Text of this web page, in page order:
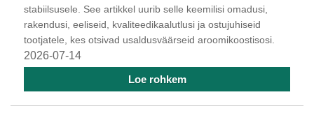
stabiilsusele. See artikkel uurib selle keemilisi omadusi,
rakendusi, eeliseid, kvaliteedikaalutlusi ja ostujuhiseid
tootjatele, kes otsivad usaldusväärseid aroomikoostisosi.
2026-07-14
Loe rohkem